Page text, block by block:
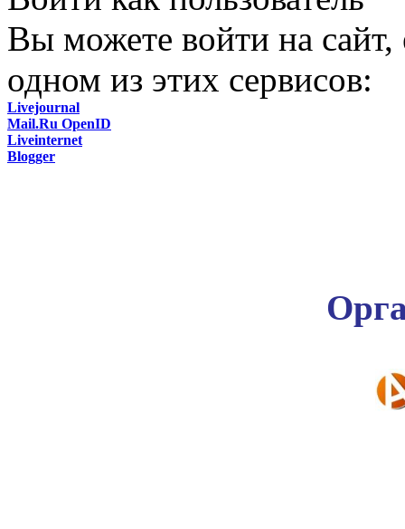
Вы можете войти на сайт,
одном из этих сервисов:
Livejournal
Mail.Ru OpenID
Liveinternet
Blogger